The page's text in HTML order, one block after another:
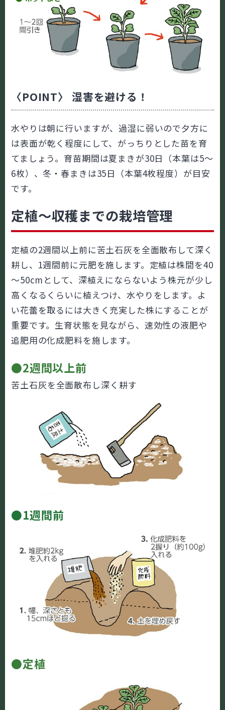
〈POINT〉 湿害を避ける！
水やりは朝に行いますが、過湿に弱いので夕方に
は表面が乾く程度にして、がっちりとした苗を育
てましょう。育苗期間は夏まきが30日（本葉は5～
6枚）、冬・春まきは35日（本葉4枚程度）が目安
です。
定植～収穫までの栽培管理
定植の2週間以上前に苦土石灰を全面散布して深く
耕し、1週間前に元肥を施します。定植は株間を40
～50cmとして、深植えにならないよう株元が少し
高くなるくらいに植えつけ、水やりをします。よ
い花蕾を取るには大きく充実した株にすることが
重要です。生育状態を見ながら、速効性の液肥や
追肥用の化成肥料を施します。
●2週間以上前
苦土石灰を全面散布し深く耕す
●1週間前
●定植